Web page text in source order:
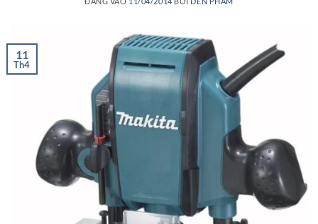
11
Th4